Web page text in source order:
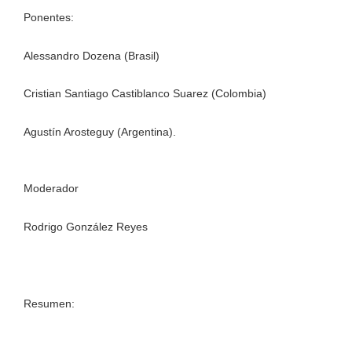
Ponentes:
Alessandro Dozena (Brasil)
Cristian Santiago Castiblanco Suarez (Colombia)
Agustín Arosteguy (Argentina).
Moderador
Rodrigo González Reyes
Resumen: